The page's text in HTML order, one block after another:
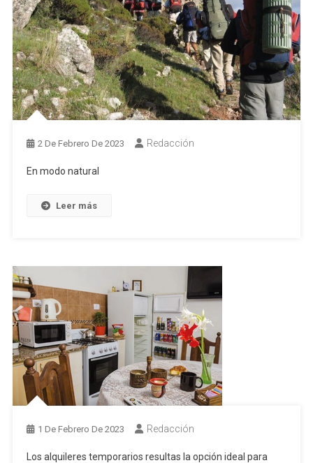
2 De Febrero De 2023 Redacción
En modo natural
Leer más
1 De Febrero De 2023 Redacción
Los alquileres temporarios resultas la opción ideal para